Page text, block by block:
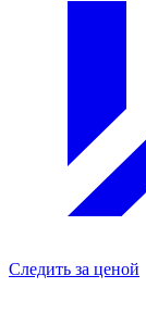
Следить за ценой